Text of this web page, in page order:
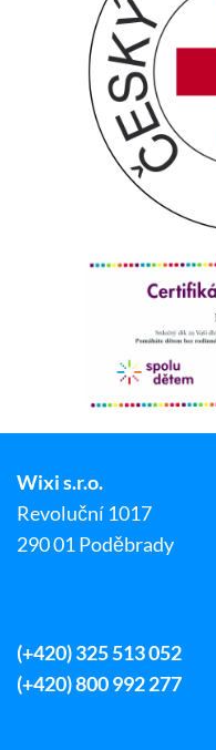
Wixi s.r.o.
Revoluční 1017
290 01 Poděbrady
(+420) 325 513 052
(+420) 800 992 277